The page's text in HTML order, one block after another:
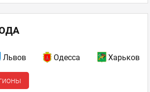
Львов Одесса Харьков